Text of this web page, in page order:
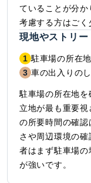
ていることが分
考慮する方はごく
現地やストリ
1 駐車場の所在地
3 車の出入りの
駐車場の所在地を
立地が最も重要
の所要時間の確
さや周辺環境の
者はまず駐車場の
が強いです。